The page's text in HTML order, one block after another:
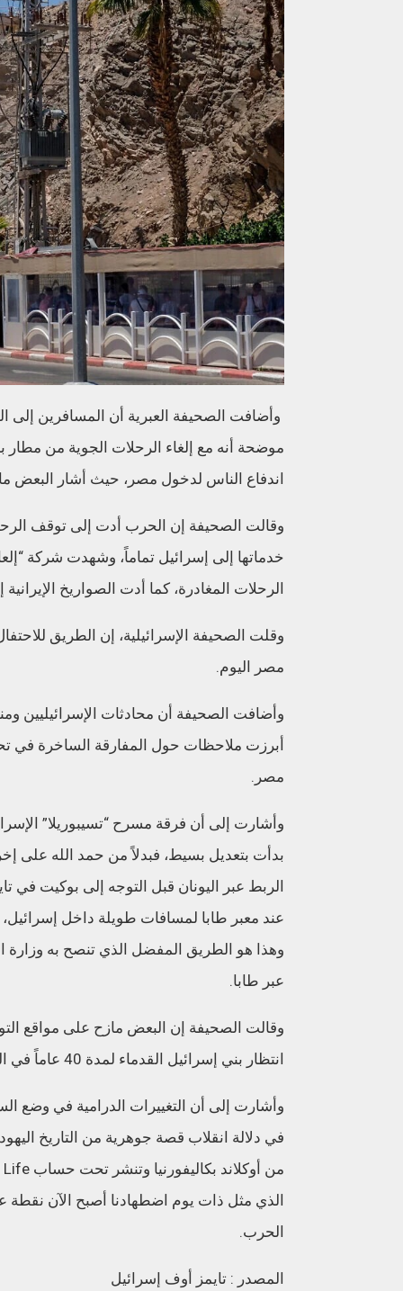
وأضافت الصحيفة العبرية أن المسافرين
موضحة أنه مع إلغاء الرحلات الجوية من مطار
اندفاع الناس لدخول مصر، حيث أشار البعض مازحاً
وقالت الصحيفة إن الحرب أدت إلى توقف
خدماتها إلى إسرائيل تماماً، وشهدت شركة
الرحلات المغادرة، كما أدت الصواريخ
وقلت الصحيفة الإسرائيلية، إن الطريق
مصر اليوم.
وأضافت الصحيفة أن محادثات الإسرائيليين
أبرزت ملاحظات حول المفارقة الساخرة في
مصر.
وأشارت إلى أن فرقة مسرح “تسيبوريلا”
بدأت بتعديل بسيط، فبدلاً من حمد الله على
الربط عبر اليونان قبل التوجه إلى بوكيت في
عند معبر طابا لمسافات طويلة داخل
وهذا هو الطريق المفضل الذي تنصح به وزارة
عبر طابا.
انتظار بني إسرائيل القدماء لمدة 40 عاماً في الصحراء بعد الخروج من مصر،
وأشارت إلى أن التغييرات الدرامية في وضع
في دلالة انقلاب قصة جوهرية من التاريخ
الذي مثل ذات يوم اضطهادنا أصبح الآن
الحرب.
المصدر : تايمز أوف إسرائيل